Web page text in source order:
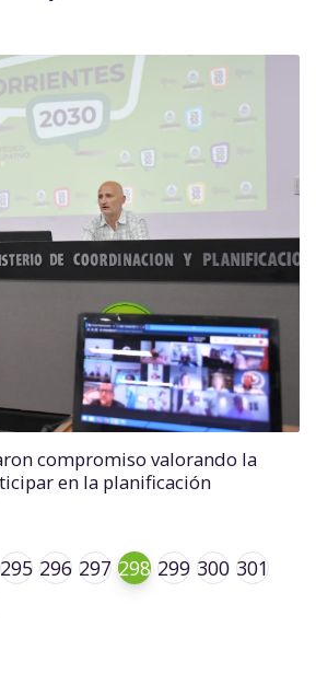
compromiso valorando la
en la planificación
295 296 297 298 299 300 301